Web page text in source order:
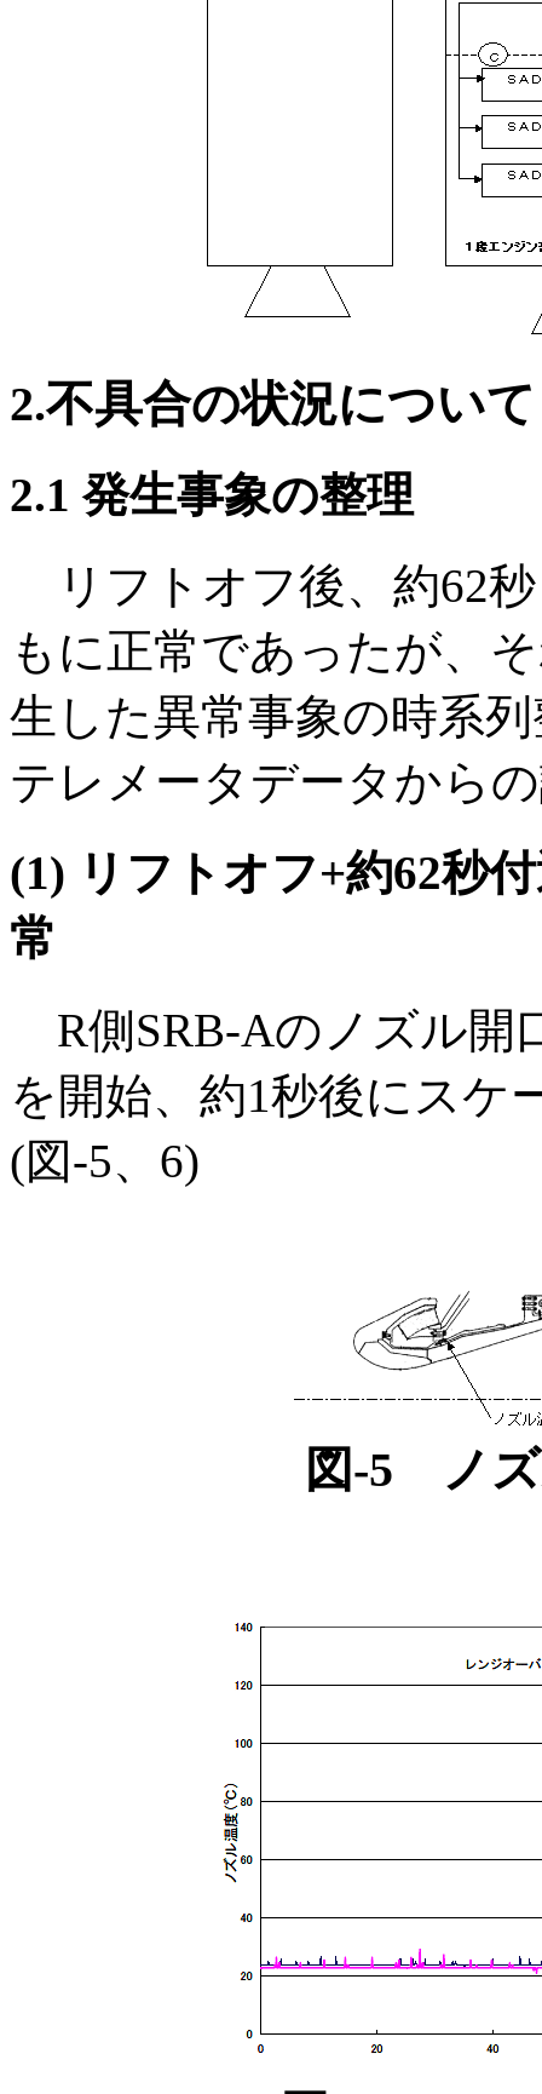
2.不具合の状況について
2.1 発生事象の整理
リフトオフ後、約62
もに正常であったが、
生した異常事象の時系
テレメータデータから
(1) リフトオフ+約62秒
常
R側SRB-Aのノズル開
を開始、約1秒後にスケ
(図-5、6)
図-5 ノズ